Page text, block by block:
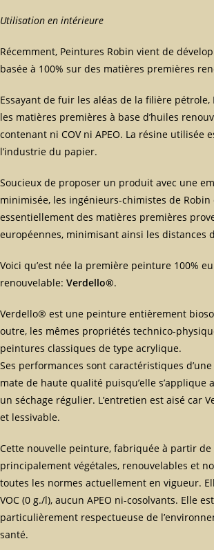
Utilisation en intérieure
Récemment, Peintures Robin vient de
basée à 100% sur des matières premières
Essayant de fuir les aléas de la filière pétrole,
les matières premières à base d’huiles
contenant ni COV ni APEO. La résine utilisée
l’industrie du papier.
Soucieux de proposer un produit avec une
minimisée, les ingénieurs-chimistes de
essentiellement des matières premières
européennes, minimisant ainsi les distances
Voici qu’est née la première peinture 100%
renouvelable: Verdello®.
Verdello® est une peinture entièrement
outre, les mêmes propriétés technico-
peintures classiques de type acrylique.
Ses performances sont caractéristiques
mate de haute qualité puisqu’elle s’applique
un séchage régulier. L’entretien est aisé car
et lessivable.
Cette nouvelle peinture, fabriquée à partir de
principalement végétales, renouvelables et
toutes les normes actuellement en vigueur.
VOC (0 g./l), aucun APEO ni-cosolvants. Elle
particulièrement respectueuse de
santé.